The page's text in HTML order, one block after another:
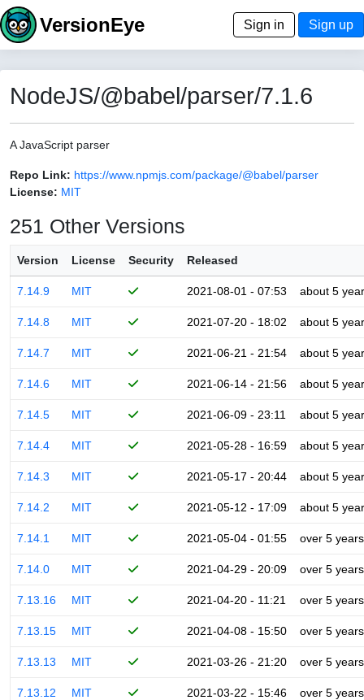
VersionEye Sign in Sign up
NodeJS/@babel/parser/7.1.6
A JavaScript parser
Repo Link: https://www.npmjs.com/package/@babel/parser
License: MIT
251 Other Versions
Version License Security Released
7.14.9 MIT 2021-08-01 - 07:53 about 5
7.14.8 MIT 2021-07-20 - 18:02 about 5
7.14.7 MIT 2021-06-21 - 21:54 about 5
7.14.6 MIT 2021-06-14 - 21:56 about 5
7.14.5 MIT 2021-06-09 - 23:11 about 5
7.14.4 MIT 2021-05-28 - 16:59 about 5
7.14.3 MIT 2021-05-17 - 20:44 about 5
7.14.2 MIT 2021-05-12 - 17:09 about 5
7.14.1 MIT 2021-05-04 - 01:55 over 5 years
7.14.0 MIT 2021-04-29 - 20:09 over 5 years
7.13.16 MIT 2021-04-20 - 11:21 over 5 years
7.13.15 MIT 2021-04-08 - 15:50 over 5 years
7.13.13 MIT 2021-03-26 - 21:20 over 5 years
7.13.12 MIT 2021-03-22 - 15:46 over 5 years